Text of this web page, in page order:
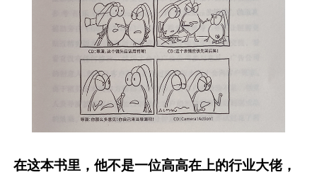
在这本书里，他不是一位高高在上的行业大佬，